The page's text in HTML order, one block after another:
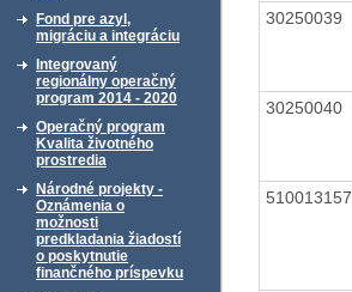
Fond pre azyl,
migráciu a integráciu
Integrovaný
regionálny operačný
program 2014 - 2020
Operačný program
Kvalita životného
prostredia
Národné projekty -
Oznámenia o
možnosti
predkladania žiadostí
o poskytnutie
finančného príspevku
30250039
30250040
510013157